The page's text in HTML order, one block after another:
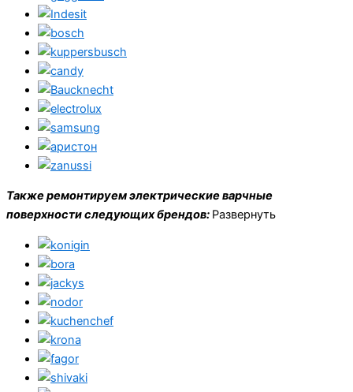
Также ремонтируем электрические варчные
поверхности следующих брендов: Развернуть